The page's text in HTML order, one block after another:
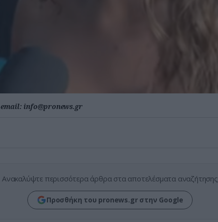
email: info@pronews.gr
Ανακαλύψτε περισσότερα άρθρα στα αποτελέσματα αναζήτησης
Προσθήκη του pronews.gr στην Google